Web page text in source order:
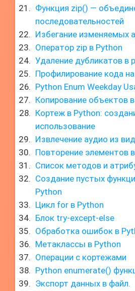
Функция zip() —
последовательностей
Избегание изменяемых
Оператор zip в Python
Удаление дубликатов в
Профилирование кода
Python Enum Weekday
Копирование объектов
Кортеж в Python:
использование
Извлечение аудио из
Повторение элементов
Список методов и
Создание пустых
Python
Цикл for в Python
Блок try-except-else
Обработка ошибок в
Метаклассы в Python
Операции с кортежами
Python enumerate()
Экспорт данных в файл.